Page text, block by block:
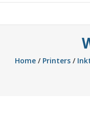
Home / Printers /